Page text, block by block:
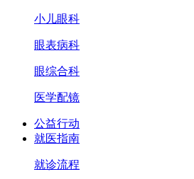
小儿眼科
眼表病科
眼综合科
医学配镜
公益行动
就医指南
就诊流程